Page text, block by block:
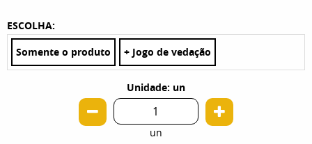
ESCOLHA:
Somente o produto
+ Jogo de vedação
Unidade: un
un